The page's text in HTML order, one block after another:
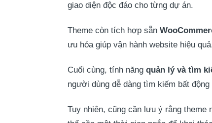
giao diện độc đáo cho từng dự án.
Theme còn tích hợp sẵn
ưu hóa giúp vận hành website hiệu
Cuối cùng, tính năng quản lý và tìm
người dùng dễ dàng tìm kiếm bất
Tuy nhiên, cũng cần lưu ý rằng